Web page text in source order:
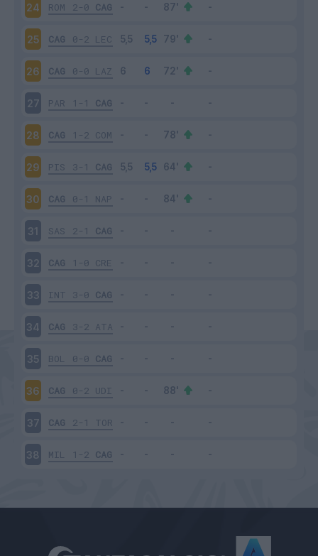
24 ROM 2-0 CAG
25 CAG 0-2 LEC
26 CAG 0-0 LAZ
27 PAR 1-1 CAG
28 CAG 1-2 COM
29 PIS 3-1 CAG
30 CAG 0-1 NAP
31 SAS 2-1 CAG
32 CAG 1-0 CRE
33 INT 3-0 CAG
34 CAG 3-2 ATA
35 BOL 0-0 CAG
36 CAG 0-2 UDI
37 CAG 2-1 TOR
38 MIL 1-2 CAG